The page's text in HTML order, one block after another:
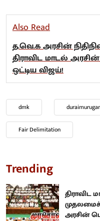
Also Read
த.வெ.க அரசின்
திராவிட மாடல்
ஒட்டிய விஜய்!
dmk
Fair Delimitation
Trending
திராவிட
அரசின்